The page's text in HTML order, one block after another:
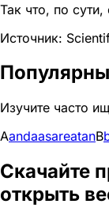
Так что, по
Источник:
Изучите часто
AandaasareatanB
Скачайте
открыть